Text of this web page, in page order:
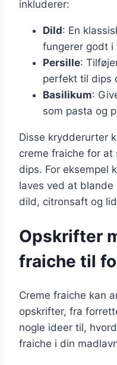
inkluderer:
Dild: En
fungerer godt i
Persille:
perfekt til dips
Basilikum:
som pasta og
Disse krydderurter
creme fraiche for
dips. For eksempel
laves ved at
dild, citronsaft og
Opskrifter
fraiche til
Creme fraiche kan
opskrifter, fra
nogle ideer til,
fraiche i din